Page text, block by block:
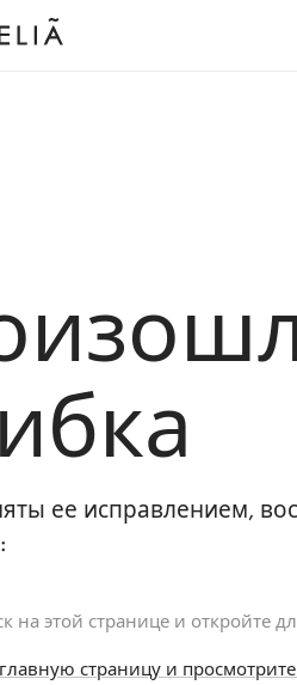
ее исправлением,
на этой странице и откройте
страницу и